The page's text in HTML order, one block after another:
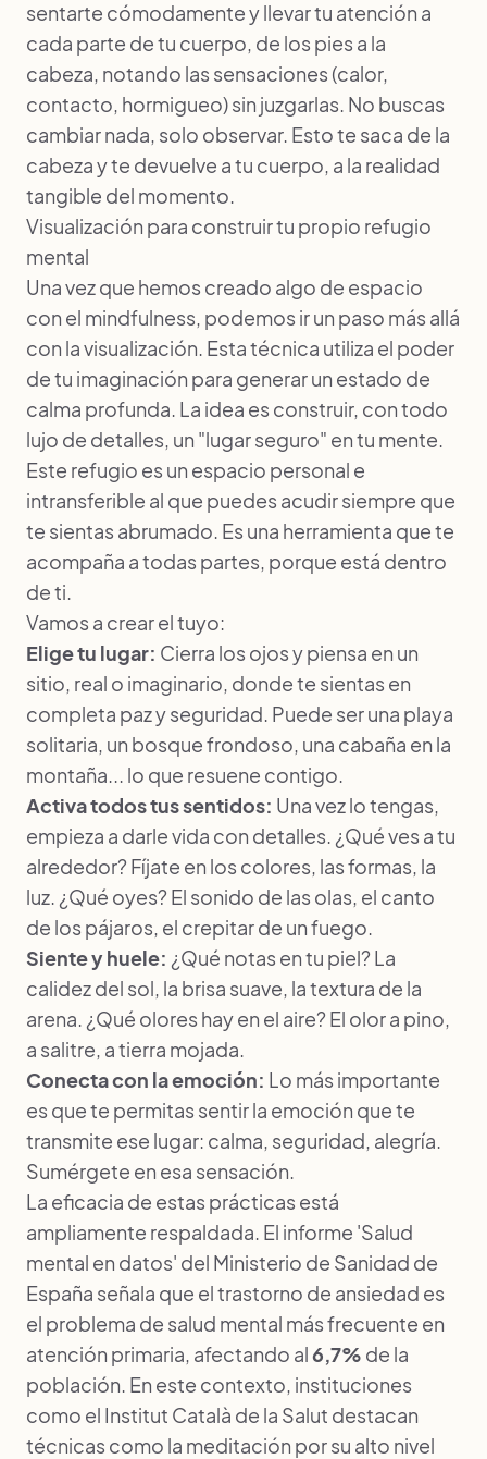
sentarte cómodamente y llevar tu atención a
cada parte de tu cuerpo, de los pies a la
cabeza, notando las sensaciones (calor,
contacto, hormigueo) sin juzgarlas. No buscas
cambiar nada, solo observar. Esto te saca de la
cabeza y te devuelve a tu cuerpo, a la realidad
tangible del momento.
Visualización para construir tu propio refugio
mental
Una vez que hemos creado algo de espacio
con el mindfulness, podemos ir un paso más allá
con la visualización. Esta técnica utiliza el poder
de tu imaginación para generar un estado de
calma profunda. La idea es construir, con todo
lujo de detalles, un "lugar seguro" en tu mente.
Este refugio es un espacio personal e
intransferible al que puedes acudir siempre que
te sientas abrumado. Es una herramienta que te
acompaña a todas partes, porque está dentro
de ti.
Vamos a crear el tuyo:
Elige tu lugar: Cierra los ojos y piensa en un
sitio, real o imaginario, donde te sientas en
completa paz y seguridad. Puede ser una playa
solitaria, un bosque frondoso, una cabaña en la
montaña... lo que resuene contigo.
Activa todos tus sentidos: Una vez lo tengas,
empieza a darle vida con detalles. ¿Qué ves a tu
alrededor? Fíjate en los colores, las formas, la
luz. ¿Qué oyes? El sonido de las olas, el canto
de los pájaros, el crepitar de un fuego.
Siente y huele: ¿Qué notas en tu piel? La
calidez del sol, la brisa suave, la textura de la
arena. ¿Qué olores hay en el aire? El olor a pino,
a salitre, a tierra mojada.
Conecta con la emoción: Lo más importante
es que te permitas sentir la emoción que te
transmite ese lugar: calma, seguridad, alegría.
Sumérgete en esa sensación.
La eficacia de estas prácticas está
ampliamente respaldada. El informe 'Salud
mental en datos' del Ministerio de Sanidad de
España señala que el trastorno de ansiedad es
el problema de salud mental más frecuente en
atención primaria, afectando al6,7% de la
población. En este contexto, instituciones
como el Institut Català de la Salut destacan
técnicas como la meditación por su alto nivel